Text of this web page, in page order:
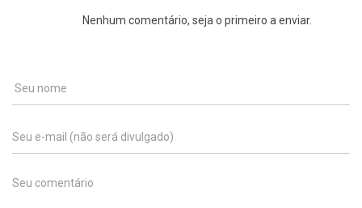
Nenhum comentário, seja o primeiro a enviar.